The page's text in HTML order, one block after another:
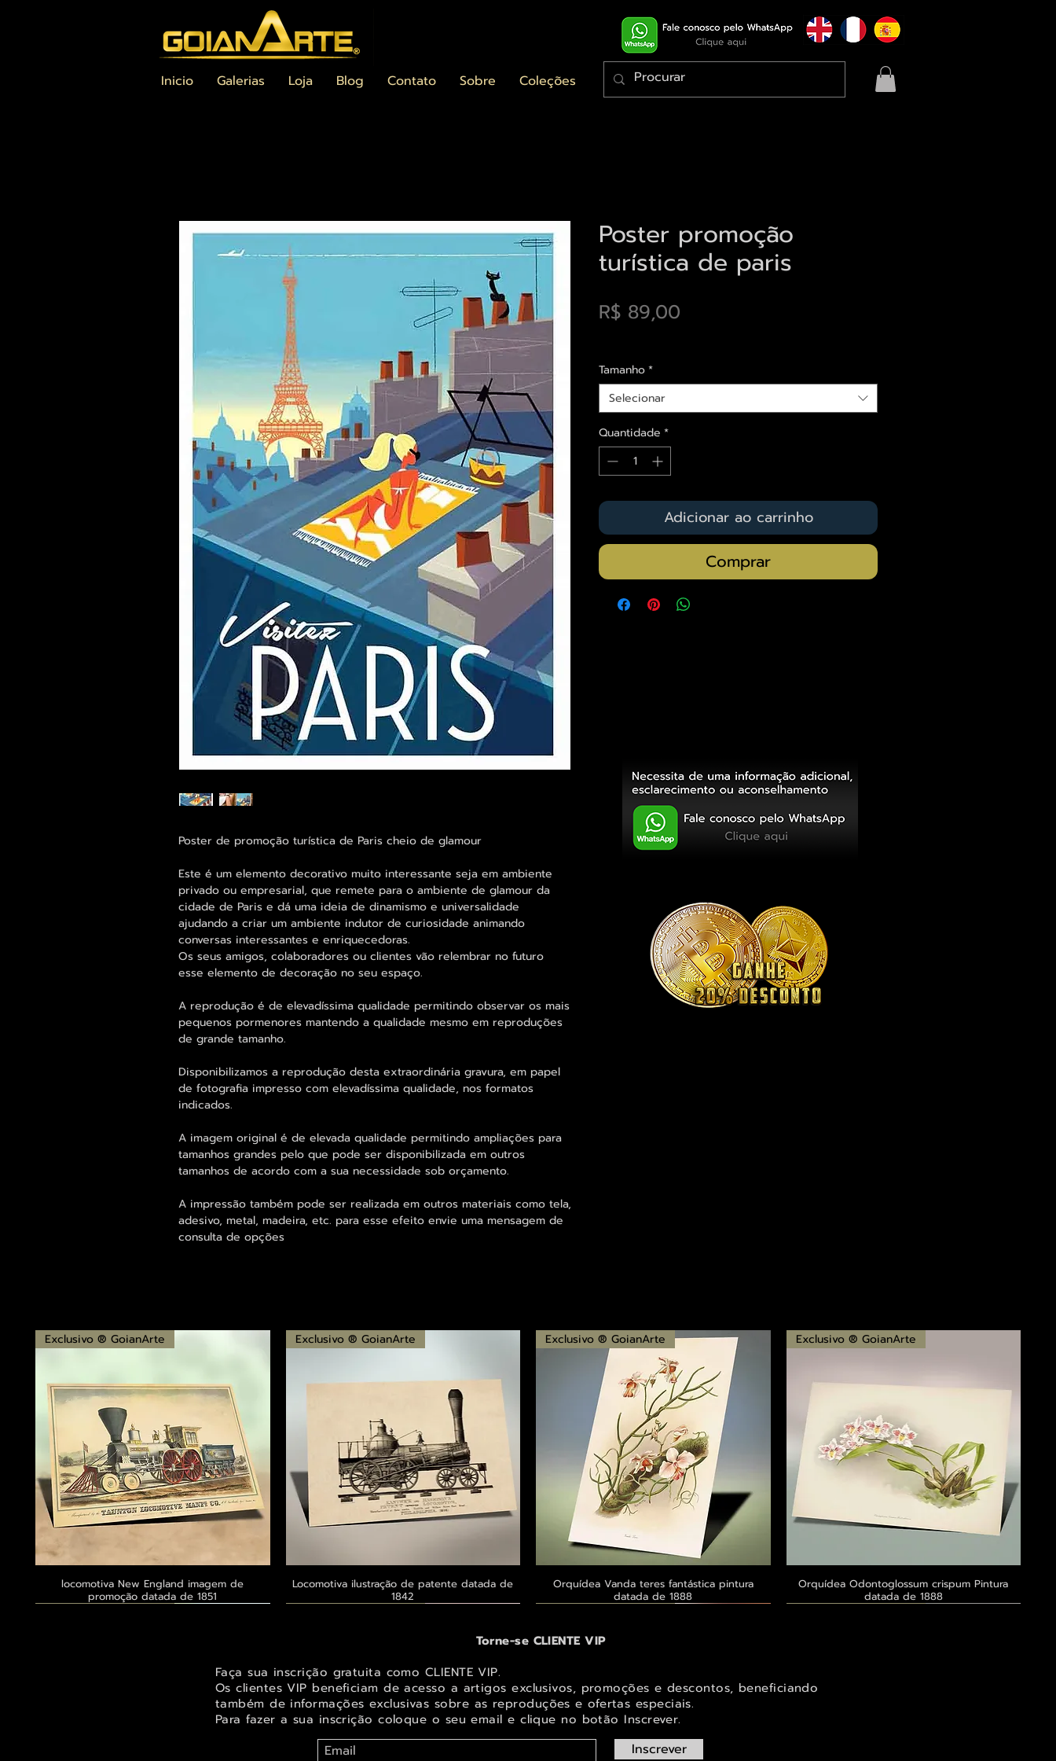
Inicio Galerias Loja Blog Contato Sobre Coleções
Poster de promoção turística de Paris cheio de glamour
Este é um elemento decorativo muito interessante seja em ambiente
privado ou empresarial, que remete para o ambiente de glamour da
cidade de Paris e dá uma ideia de dinamismo e universalidade
ajudando a criar um ambiente indutor de curiosidade animando
conversas interessantes e enriquecedoras.
Os seus amigos, colaboradores ou clientes vão relembrar no futuro
esse elemento de decoração no seu espaço.
A reprodução é de elevadíssima qualidade permitindo observar os mais
pequenos pormenores mantendo a qualidade mesmo em reproduções
de grande tamanho.
Disponibilizamos a reprodução desta extraordinária gravura, em papel
de fotografia impresso com elevadíssima qualidade, nos formatos
indicados.
A imagem original é de elevada qualidade permitindo ampliações para
tamanhos grandes pelo que pode ser disponibilizada em outros
tamanhos de acordo com a sua necessidade sob orçamento.
A impressão também pode ser realizada em outros materiais como tela,
adesivo, metal, madeira, etc. para esse efeito envie uma mensagem de
consulta de opções
Poster promoção
turística de paris
R$ 89,00
Tamanho*
Selecionar
Quantidade *
Adicionar ao carrinho
Comprar
Visualização rápida
Exclusivo ® GoianArte
locomotiva New England imagem de
promoção datada de 1851
Visualização rápida
Exclusivo ® GoianArte
Locomotiva ilustração de patente datada de
1842
Visualização rápida
Exclusivo ® GoianArte
Orquídea Vanda teres fantástica pintura
datada de 1888
Visualização rápida
Exclusivo ® GoianArte
Orquídea Odontoglossum crispum Pintura
datada de 1888
Torne-se CLIENTE VIP
Faça sua inscrição gratuita como CLIENTE VIP.
Os clientes VIP beneficiam de acesso a artigos exclusivos, promoções e descontos, beneficiando
também de informações exclusivas sobre as reproduções e ofertas especiais.
Para fazer a sua inscrição coloque o seu email e clique no botão Inscrever.
Inscrever